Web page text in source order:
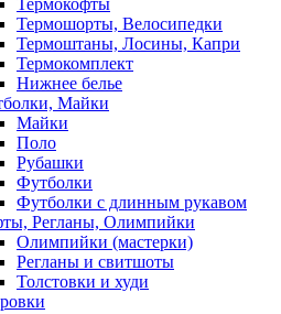
Термокофты
Термошорты, Велосипедки
Термоштаны, Лосины, Капри
Термокомплект
Нижнее белье
Майки
Майки
Поло
Рубашки
Футболки
Футболки с длинным рукавом
Регланы, Олимпийки
Олимпийки (мастерки)
Регланы и свитшоты
Толстовки и худи